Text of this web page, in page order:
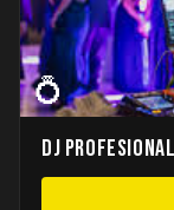
💍
DJ